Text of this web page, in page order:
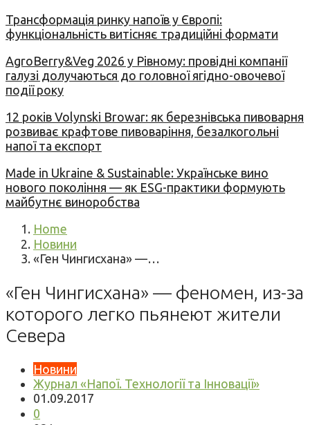
Трансформація ринку напоїв у Європі:
функціональність витісняє традиційні формати
AgroBerry&Veg 2026 у Рівному: провідні компанії
галузі долучаються до головної ягідно-овочевої
події року
12 років Volynski Browar: як березнівська пивоварня
розвиває крафтове пивоваріння, безалкогольні
напої та експорт
Made in Ukraine & Sustainable: Українське вино
нового покоління — як ESG-практики формують
майбутнє виноробства
Home
Новини
«Ген Чингисхана» —…
«Ген Чингисхана» — феномен, из-за
которого легко пьянеют жители
Севера
Новини
Журнал «Напої. Технології та Інновації»
01.09.2017
0